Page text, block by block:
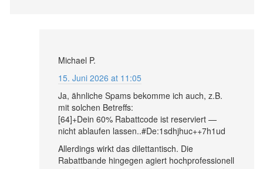
Michael P.
15. Juni 2026 at 11:05
Ja, ähnliche Spams bekomme ich auch, z.B.
mit solchen Betreffs:
[64]+Dein 60% Rabattcode ist reserviert —
nicht ablaufen lassen..#De:1sdhjhuc++7h1ud
Allerdings wirkt das dilettantisch. Die
Rabattbande hingegen agiert hochprofessionell